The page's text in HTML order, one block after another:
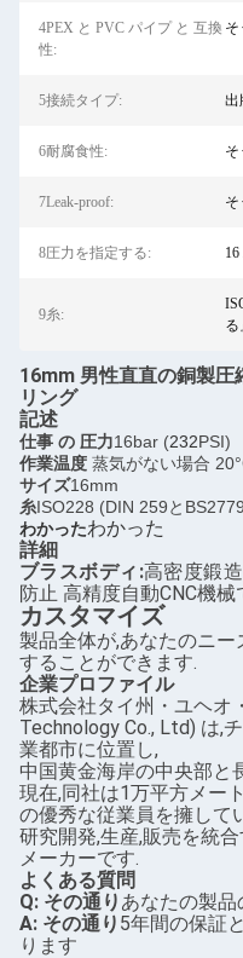
4PEX と PVC パイプ と 互換
性:
そ
5接続タイプ: 出
6耐腐食性: そ
7Leak-proof: そ
8圧力を指定する:
9糸:
る
16mm 男性直直の銅製
リング
記述
仕事 の 圧力16bar (232PSI)
作業温度 蒸気がない場合
サイズ16mm
糸ISO228 (DIN 259と
わかったわかった
詳細
ブラスボディ:高密度鍛
防止 高精度自動CNC機械
カスタマイズ
製品全体が,あなたのニ
することができます.
企業プロファイル
株式会社タイ州・ユヘオ
Technology Co., Ltd) は,
業都市に位置し,
中国黄金海岸の中央部と
現在,同社は1万平方メー
の優秀な従業員を擁して
研究開発,生産,販売を統
メーカーです.
よくある質問
Q: その通り あなたの製
A: その通り 5年間の保証
ります